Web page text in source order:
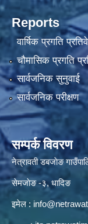
Reports
वार्षिक प्रगति
चौमासिक प्रगति
सार्वजनिक सुनुवाई
सार्वजनिक परीक्षण
सम्पर्क विवरण
नेत्रावती डबजाेङ
सेमजाेङ -३, धादिङ
इमेल :